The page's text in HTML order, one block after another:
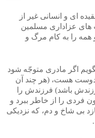
ای و انسانی غیر از
های عزاداری مسلمین
را به کام مرگ و
اگر مادری متوجّه شود
هست، (هر چند آن
باشد) فرزندش را
فردی را از خاطر ببرد و
بی شاخ و دم، که نزدیکی